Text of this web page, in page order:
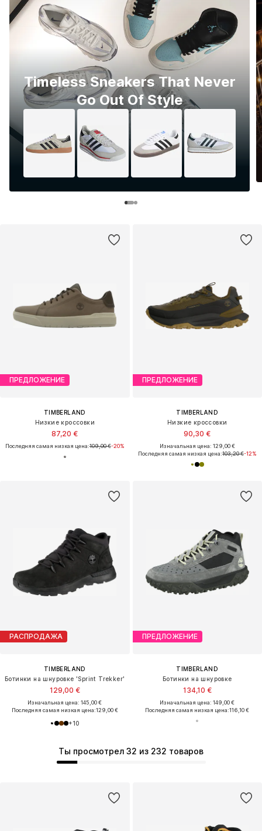
Timeless Sneakers That Never
Go Out Of Style
ПРЕДЛОЖЕНИЕ
TIMBERLAND
Низкие кроссовки
87,20 €
Последняя самая низкая цена:109,00 €-20%
ПРЕДЛОЖЕНИЕ
TIMBERLAND
Низкие кроссовки
90,30 €
Изначальная цена: 129,00 €
Последняя самая низкая цена:103,20 €-12%
РАСПРОДАЖА
TIMBERLAND
Ботинки на шнуровке 'Sprint Trekker'
129,00 €
Изначальная цена: 145,00 €
Последняя самая низкая цена:129,00 €
+10
ПРЕДЛОЖЕНИЕ
TIMBERLAND
Ботинки на шнуровке
134,10 €
Изначальная цена: 149,00 €
Последняя самая низкая цена:116,10 €
Ты просмотрел 32 из 232 товаров